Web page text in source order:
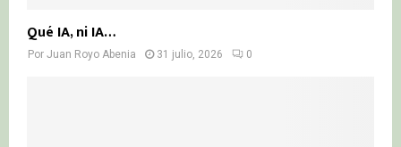
Qué IA, ni IA…
Por Juan Royo Abenia 31 julio, 2026 0